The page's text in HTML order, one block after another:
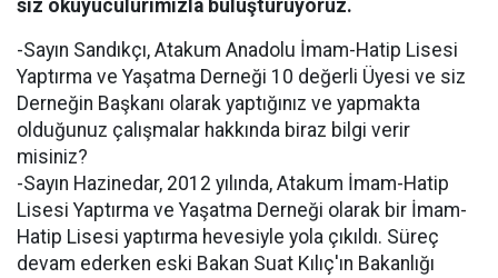
siz okuyuculurımızla buluşturuyoruz.
-Sayın Sandıkçı, Atakum Anadolu İmam-Hatip Lisesi
Yaptırma ve Yaşatma Derneği 10 değerli Üyesi ve siz
Derneğin Başkanı olarak yaptığınız ve yapmakta
olduğunuz çalışmalar hakkında biraz bilgi verir
misiniz?
-Sayın Hazinedar, 2012 yılında, Atakum İmam-Hatip
Lisesi Yaptırma ve Yaşatma Derneği olarak bir İmam-
Hatip Lisesi yaptırma hevesiyle yola çıkıldı. Süreç
devam ederken eski Bakan Suat Kılıç'ın Bakanlığı